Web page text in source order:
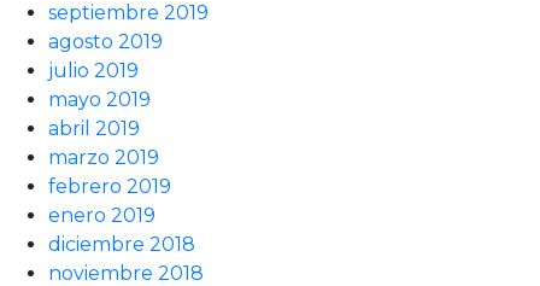
septiembre 2019
agosto 2019
julio 2019
mayo 2019
abril 2019
marzo 2019
febrero 2019
enero 2019
diciembre 2018
noviembre 2018